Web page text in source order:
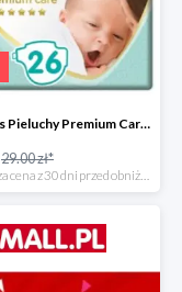
Pampers Pieluchy Premium Care 1 Newborn -44%
29.00 zł*
*najniższa cena z 30 dni przed obniżką